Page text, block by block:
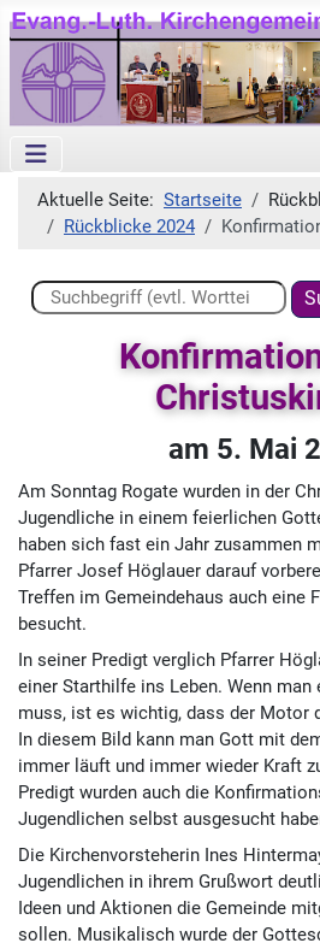
Aktuelle Seite: Startseite
Rückblicke 2024
Suchen ...
am 5. Mai
Am Sonntag Rogate wurden in der
Jugendliche in einem feierlichen
haben sich fast ein Jahr zusammen
Pfarrer Josef Höglauer darauf
Treffen im Gemeindehaus auch eine
besucht.
In seiner Predigt verglich Pfarrer
einer Starthilfe ins Leben. Wenn
muss, ist es wichtig, dass der Motor
In diesem Bild kann man Gott mit
immer läuft und immer wieder Kraft
Predigt wurden auch die
Jugendlichen selbst ausgesucht
Die Kirchenvorsteherin Ines
Jugendlichen in ihrem Grußwort
Ideen und Aktionen die Gemeinde
sollen. Musikalisch wurde der